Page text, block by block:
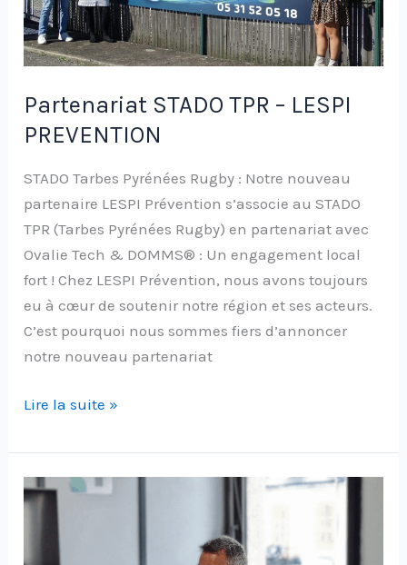
Partenariat STADO TPR – LESPI
PREVENTION
STADO Tarbes Pyrénées Rugby : Notre nouveau
partenaire LESPI Prévention s’associe au STADO
TPR (Tarbes Pyrénées Rugby) en partenariat avec
Ovalie Tech & DOMMS® : Un engagement local
fort ! Chez LESPI Prévention, nous avons toujours
eu à cœur de soutenir notre région et ses acteurs.
C’est pourquoi nous sommes fiers d’annoncer
notre nouveau partenariat
Lire la suite »
SST